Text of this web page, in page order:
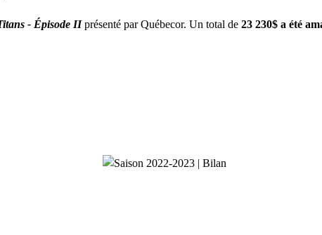
- Épisode IIprésenté par Québecor. Un total de 23 230$ a été